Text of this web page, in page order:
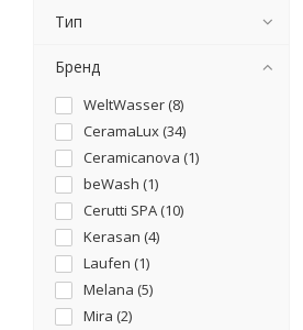
Тип
Бренд
WeltWasser (8)
CeramaLux (34)
Ceramicanova (1)
beWash (1)
Cerutti SPA (10)
Kerasan (4)
Laufen (1)
Melana (5)
Mira (2)